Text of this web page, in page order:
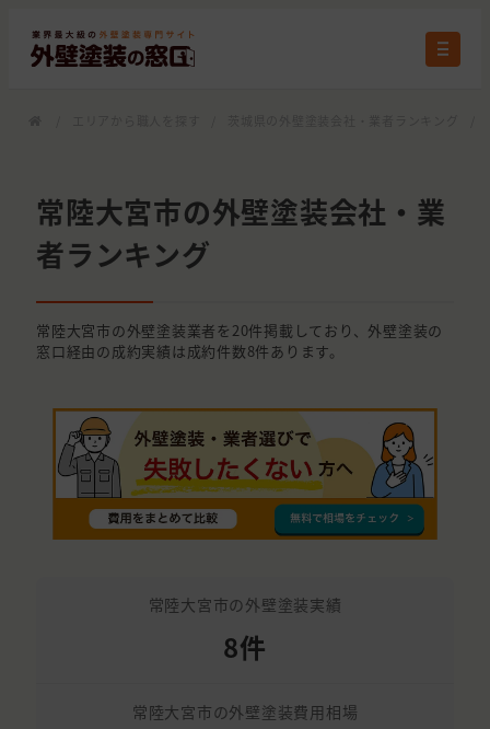
常陸大宮市の外壁塗装会社・業
者ランキング
常陸大宮市の外壁塗装業者を20件掲載しており、外壁塗装の
窓口経由の成約実績は成約件数8件あります。
常陸大宮市の外壁塗装実績
8件
常陸大宮市の外壁塗装費用相場